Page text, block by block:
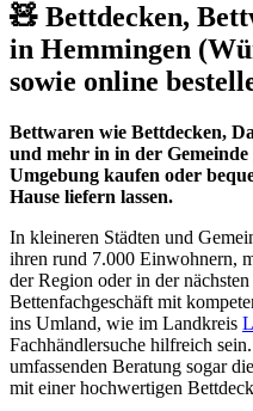
🧸 Bettdecken,
in Hemmingen
sowie online
Bettwaren wie Bettdecken,
und mehr in in der Gemeinde
Umgebung kaufen oder
Hause liefern lassen.
In kleineren Städten und
ihren rund 7.000 Einwohnern,
der Region oder in der
Bettenfachgeschäft mit
ins Umland, wie im Landkreis
Fachhändlersuche hilfreich
umfassenden Beratung sogar
mit einer hochwertigen